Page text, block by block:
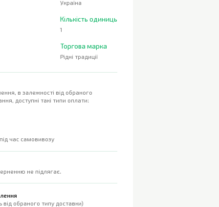
Україна
Кількість одиниць
1
Торгова марка
Рідні традиції
в залежності від обраного
доступні такі типи оплати:
час самовивозу
не підлягає.
обраного типу доставки)